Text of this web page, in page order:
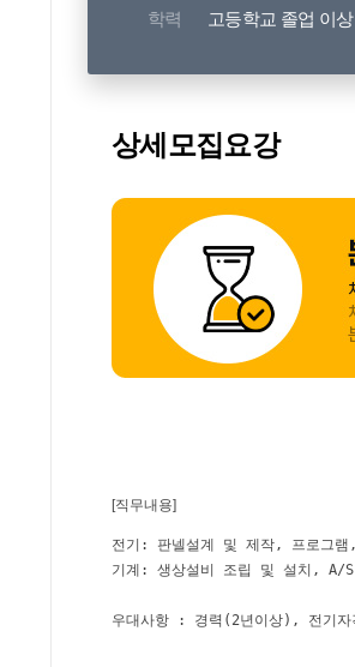
학력 고등학교 졸업 이상
상세모집요강